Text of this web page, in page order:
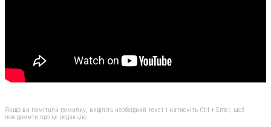
Якщо ви помітили помилку, виділіть необхідний текст і натисніть Ctrl + Enter, щоб
повідомити про це редакцію